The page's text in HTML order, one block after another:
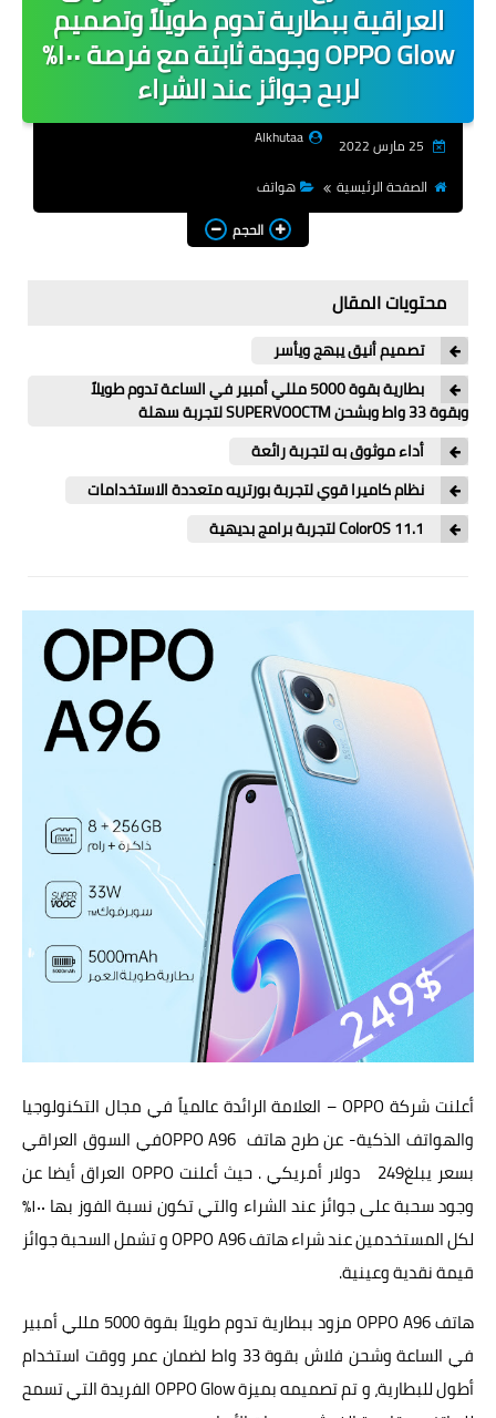
شروحات
هواتف
العاب
منوعات
الذكاءالاصطناعي
العراقية ببطارية تدوم طويلاً وتصميم
OPPO Glow وجودة ثابتة مع فرصة ١٠٠٪
لربح جوائز عند الشراء
Alkhutaa
الصفحة الرئيسية
هواتف
الحجم
محتويات المقال
تصميم أنيق يبهج ويأسر
بطارية بقوة 5000 مللي أمبير في الساعة تدوم طويلاً
وبقوة 33 واط وبشحن SUPERVOOCTM لتجربة سهلة
أداء موثوق به لتجربة رائعة
نظام كاميرا قوي لتجربة بورتريه متعددة الاستخدامات
ColorOS 11.1 لتجربة برامج بديهية
أعلنت شركة OPPO – العلامة الرائدة عالمياً في مجال التكنولوجيا
والهواتف الذكية- عن طرح هاتف OPPO A96في السوق العراقي
بسعر يبلغ249 دولار أمريكي . حيث أعلنت OPPO العراق أيضا عن
وجود سحبة على جوائز عند الشراء والتي تكون نسبة الفوز بها ١٠٠٪
لكل المستخدمين عند شراء هاتف OPPO A96 و تشمل السحبة جوائز
قيمة نقدية وعينية.
هاتف OPPO A96 مزود ببطارية تدوم طويلاً بقوة 5000 مللي أمبير
في الساعة وشحن فلاش بقوة 33 واط لضمان عمر ووقت استخدام
أطول للبطارية، و تم تصميمه بميزة OPPO Glow الفريدة التي تسمح